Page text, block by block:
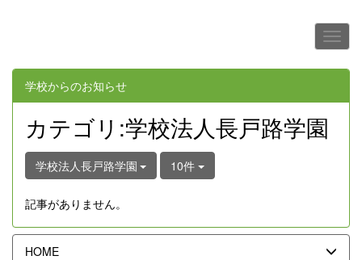
学校からのお知らせ
カテゴリ:学校法人長戸路学園
学校法人長戸路学園 10件
記事がありません。
HOME